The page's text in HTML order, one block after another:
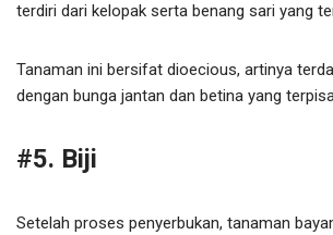
terdiri dari kelopak serta benang sari yang
Tanaman ini bersifat dioecious, artinya
dengan bunga jantan dan betina yang
#5. Biji
Setelah proses penyerbukan, tanaman